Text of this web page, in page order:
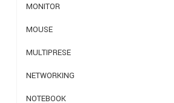
MONITOR
MOUSE
MULTIPRESE
NETWORKING
NOTEBOOK